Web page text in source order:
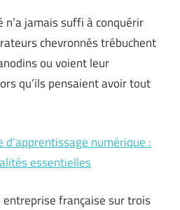
jamais suffi à conquérir
chevronnés trébuchent
ou voient leur
qu’ils pensaient avoir tout
numérique :
essentielles
entreprise française sur trois